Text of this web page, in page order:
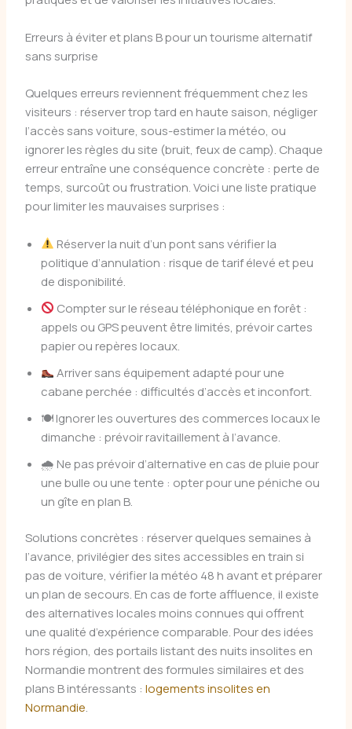
Erreurs à éviter et plans B pour un tourisme alternatif
sans surprise
Quelques erreurs reviennent fréquemment chez les
visiteurs : réserver trop tard en haute saison, négliger
l’accès sans voiture, sous-estimer la météo, ou
ignorer les règles du site (bruit, feux de camp). Chaque
erreur entraîne une conséquence concrète : perte de
temps, surcoût ou frustration. Voici une liste pratique
pour limiter les mauvaises surprises :
Réserver la nuit d’un pont sans vérifier la
politique d’annulation : risque de tarif élevé et peu
de disponibilité.
Compter sur le réseau téléphonique en forêt :
appels ou GPS peuvent être limités, prévoir cartes
papier ou repères locaux.
Arriver sans équipement adapté pour une
cabane perchée : difficultés d’accès et inconfort.
🍽 Ignorer les ouvertures des commerces locaux le
dimanche : prévoir ravitaillement à l’avance.
🌧 Ne pas prévoir d’alternative en cas de pluie pour
une bulle ou une tente : opter pour une péniche ou
un gîte en plan B.
Solutions concrètes : réserver quelques semaines à
l’avance, privilégier des sites accessibles en train si
pas de voiture, vérifier la météo 48 h avant et préparer
un plan de secours. En cas de forte affluence, il existe
des alternatives locales moins connues qui offrent
une qualité d’expérience comparable. Pour des idées
hors région, des portails listant des nuits insolites en
Normandie montrent des formules similaires et des
plans B intéressants :logements insolites en
Normandie.